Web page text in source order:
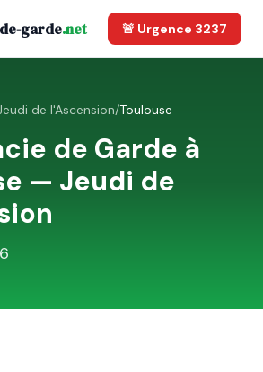
garde.net 🚨 Urgence 3237
de l'Ascension/Toulouse
de Garde à
— Jeudi de